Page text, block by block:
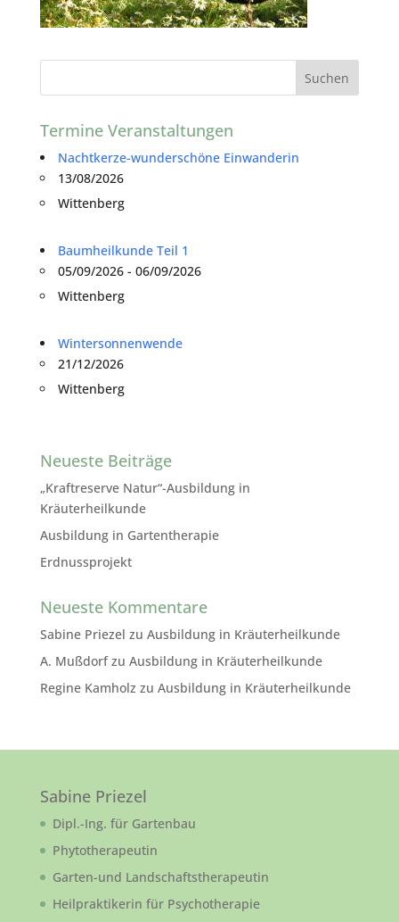
Termine Veranstaltungen
Nachtkerze-wunderschöne Einwanderin
13/08/2026
Wittenberg
Baumheilkunde Teil 1
05/09/2026 - 06/09/2026
Wittenberg
Wintersonnenwende
21/12/2026
Wittenberg
Neueste Beiträge
„Kraftreserve Natur“-Ausbildung in
Kräuterheilkunde
Ausbildung in Gartentherapie
Erdnussprojekt
Neueste Kommentare
Sabine Priezel zu Ausbildung in Kräuterheilkunde
A. Mußdorfzu Ausbildung in Kräuterheilkunde
Regine Kamholz zu Ausbildung in Kräuterheilkunde
Sabine Priezel
Dipl.-Ing. für Gartenbau
Phytotherapeutin
Garten-und Landschaftstherapeutin
Heilpraktikerin für Psychotherapie